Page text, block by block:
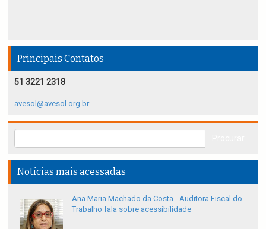
Principais Contatos
51 3221 2318
avesol@avesol.org.br
Notícias mais acessadas
Ana Maria Machado da Costa - Auditora Fiscal do
Trabalho fala sobre acessibilidade